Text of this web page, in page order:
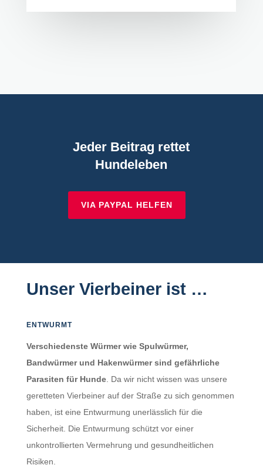
Jeder Beitrag rettet
Hundeleben
VIA PAYPAL HELFEN
Unser Vierbeiner ist …
ENTWURMT
Verschiedenste Würmer wie Spulwürmer,
Bandwürmer und Hakenwürmer sind gefährliche
Parasiten für Hunde. Da wir nicht wissen was unsere
geretteten Vierbeiner auf der Straße zu sich genommen
haben, ist eine Entwurmung unerlässlich für die
Sicherheit. Die Entwurmung schützt vor einer
unkontrollierten Vermehrung und gesundheitlichen
Risiken.